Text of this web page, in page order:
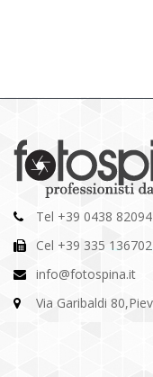
Tel +39 0438 82094
Cel +39 335
info@fotospina.it
Via Garibaldi